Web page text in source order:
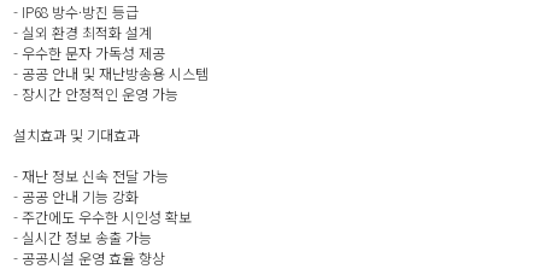
- IP68 방수·방진 등급
- 실외 환경 최적화 설계
- 우수한 문자 가독성 제공
- 공공 안내 및 재난방송용 시스템
- 장시간 안정적인 운영 가능
설치효과 및 기대효과
- 재난 정보 신속 전달 가능
- 공공 안내 기능 강화
- 주간에도 우수한 시인성 확보
- 실시간 정보 송출 가능
- 공공시설 운영 효율 향상